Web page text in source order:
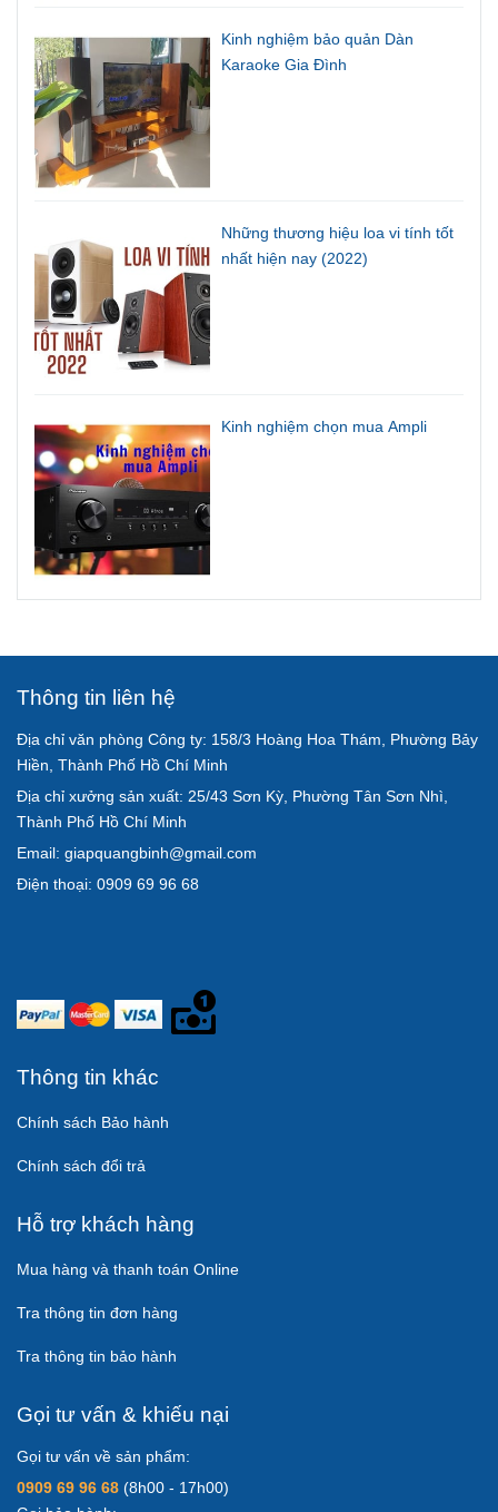
Kinh nghiệm bảo quản Dàn
Karaoke Gia Đình
Những thương hiệu loa vi tính tốt
nhất hiện nay (2022)
Kinh nghiệm chọn mua Ampli
Thông tin liên hệ
Địa chỉ văn phòng Công ty: 158/3 Hoàng Hoa Thám, Phường Bảy
Hiền, Thành Phố Hồ Chí Minh
Địa chỉ xưởng sản xuất: 25/43 Sơn Kỳ, Phường Tân Sơn Nhì,
Thành Phố Hồ Chí Minh
Email: giapquangbinh@gmail.com
Điện thoại: 0909 69 96 68
Thông tin khác
Chính sách Bảo hành
Chính sách đổi trả
Hỗ trợ khách hàng
Mua hàng và thanh toán Online
Tra thông tin đơn hàng
Tra thông tin bảo hành
Gọi tư vấn & khiếu nại
Gọi tư vấn về sản phẩm:
0909 69 96 68 (8h00 - 17h00)